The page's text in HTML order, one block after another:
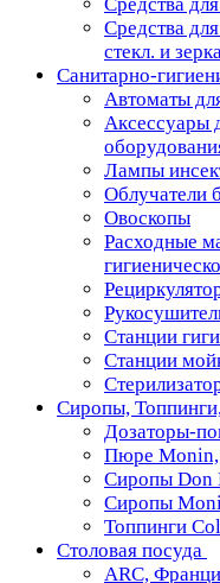
Средства
стекл. и
Санитарно-
Автоматы
Аксессуары
Лампы
Облучатели
Овоскопы
Расходные
Станции
Станции
Сиропы,
Дозаторы-
Пюре
Сиропы Don
Сиропы
Топпинги
Столовая посуда
ARC,